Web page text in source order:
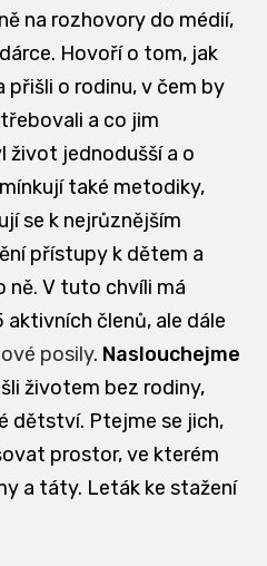
na rozhovory do médií,
Hovoří o tom, jak
přišli o rodinu, v čem by
a co jim
život jednodušší a o
také metodiky,
se k nejrůznějším
přístupy k dětem a
ně. V tuto chvíli má
členů, ale dále
posily. Naslouchejme
životem bez rodiny,
dětství. Ptejme se jich,
prostor, ve kterém
a táty. Leták ke stažení